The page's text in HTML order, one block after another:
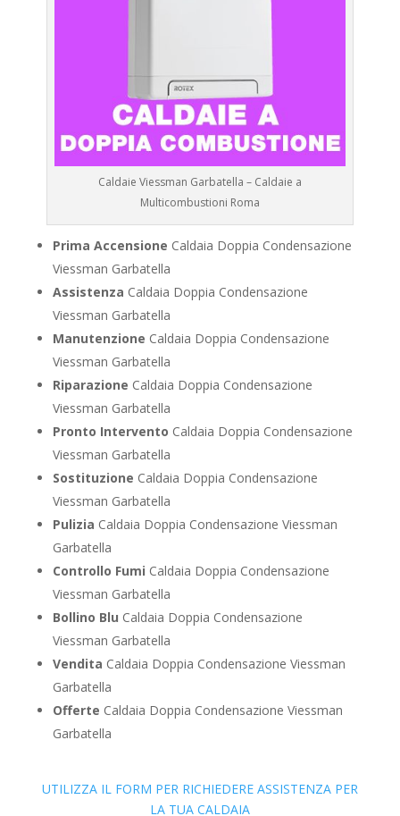
Caldaie Viessman Garbatella – Caldaie a
Multicombustioni Roma
Prima Accensione Caldaia Doppia Condensazione
Viessman Garbatella
Assistenza Caldaia Doppia Condensazione
Viessman Garbatella
Manutenzione Caldaia Doppia Condensazione
Viessman Garbatella
Riparazione Caldaia Doppia Condensazione
Viessman Garbatella
Pronto Intervento Caldaia Doppia Condensazione
Viessman Garbatella
Sostituzione Caldaia Doppia Condensazione
Viessman Garbatella
Pulizia Caldaia Doppia Condensazione Viessman
Garbatella
Controllo Fumi Caldaia Doppia Condensazione
Viessman Garbatella
Bollino Blu Caldaia Doppia Condensazione
Viessman Garbatella
Vendita Caldaia Doppia Condensazione Viessman
Garbatella
Offerte Caldaia Doppia Condensazione Viessman
Garbatella
UTILIZZA IL FORM PER RICHIEDERE ASSISTENZA PER
LA TUA CALDAIA